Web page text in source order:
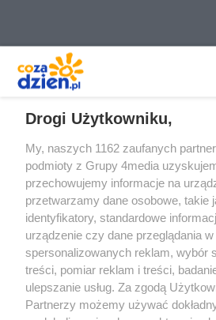
Redakcja Reklama
the:protocol
Drogi Użytkowniku,
My, naszych 1162 zaufanych
podmioty z Grupy 4media
przechowujemy informacje na
przetwarzamy dane osobowe, takie
identyfikatory, standardowe
urządzenie czy dane przeglądania
spersonalizowanych reklam, wybór
treści, pomiar reklam i treści,
ulepszanie usług. Za zgodą
Partnerzy możemy używać